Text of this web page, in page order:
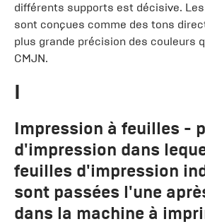
différents supports est décisive.
sont conçues comme des tons
plus grande précision des couleurs
CMJN.
I
Impression à feuilles -
d'impression dans
feuilles d'impression
sont passées l'une
dans la machine à